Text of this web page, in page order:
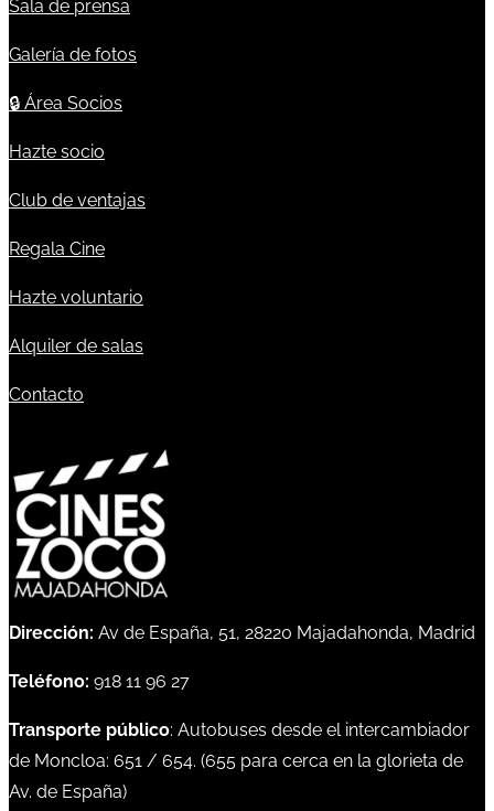
Sala de prensa
Galería de fotos
🔒 Área Socios
Hazte socio
Club de ventajas
Regala Cine
Hazte voluntario
Alquiler de salas
Contacto
Dirección: Av de España, 51, 28220 Majadahonda, Madrid
Teléfono: 918 11 96 27
Transporte público: Autobuses desde el intercambiador
de Moncloa: 651 / 654. (655 para cerca en la glorieta de
Av. de España)